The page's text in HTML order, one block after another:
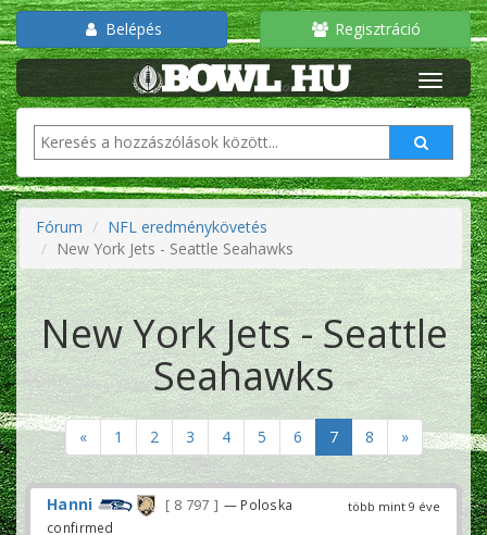
Belépés Regisztráció
Fórum
NFL eredménykövetés
New York Jets - Seattle Seahawks
New York Jets - Seattle
Seahawks
« 1 2 3 4 5 6 7 8 »
több mint 9 éve
Hanni 8 797
— Poloska
confirmed